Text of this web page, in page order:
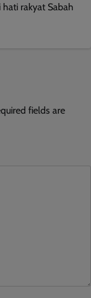
rakyat Sabah
fields are